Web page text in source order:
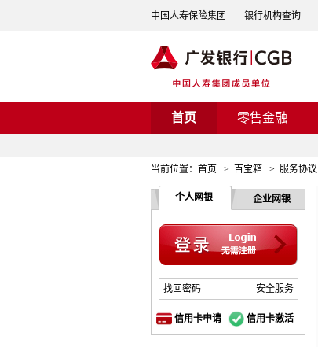
中国人寿保险集团 银行机构查询
首页 零售金融
当前位置： 首页 > 百宝箱 > 服务协议
个人网银 企业网银
找回密码 安全服务
信用卡申请 信用卡激活